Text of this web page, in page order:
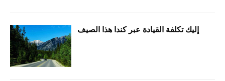
إليك تكلفة القيادة عبر كندا هذا الصيف